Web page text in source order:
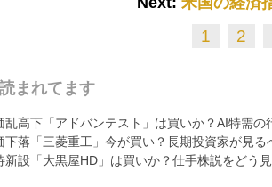
1 2
まれてます
乱高下「アドバンテスト」は買いか？AI特需
下落「三菱重工」今が買い？長期投資家が見
新設「大黒屋HD」は買いか？仕手株説をどう